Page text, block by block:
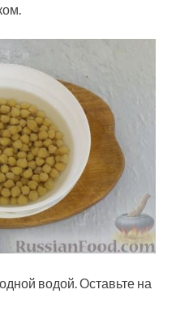
водой. Оставьте на